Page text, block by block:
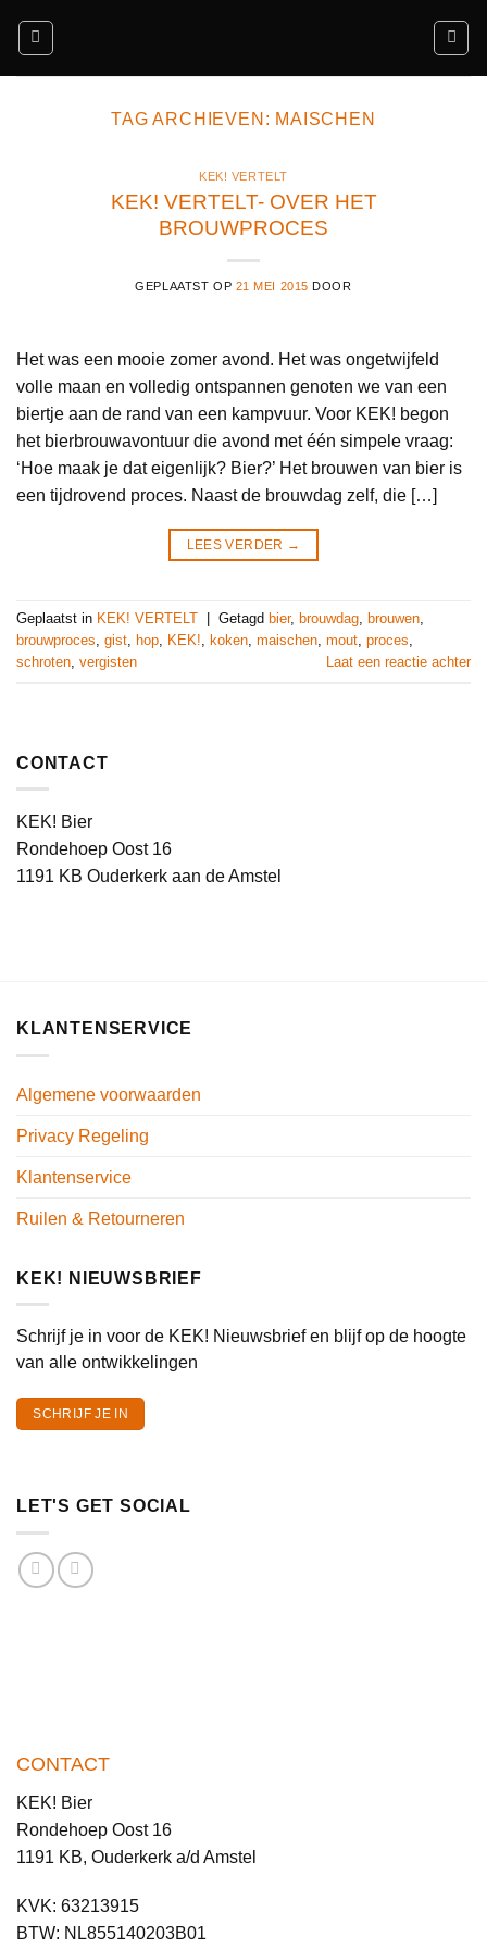
naar
TAG ARCHIEVEN: MAISCHEN
KEK! VERTELT
KEK! VERTELT- OVER HET
BROUWPROCES
GEPLAATST OP 21 MEI 2015 DOOR
Het was een mooie zomer avond. Het was ongetwijfeld
volle maan en volledig ontspannen genoten we van een
biertje aan de rand van een kampvuur. Voor KEK! begon
het bierbrouwavontuur die avond met één simpele vraag:
‘Hoe maak je dat eigenlijk? Bier?’ Het brouwen van bier is
een tijdrovend proces. Naast de brouwdag zelf, die […]
LEES VERDER →
Geplaatst in KEK! VERTELT Getagd bier, brouwdag brouwen
brouwproces gist hop KEK! koken maischen mout proces
schroten vergisten Laat een reactie achter
CONTACT
KEK! Bier
Rondehoep Oost 16
1191 KB Ouderkerk aan de Amstel
KLANTENSERVICE
Algemene voorwaarden
Privacy Regeling
Klantenservice
Ruilen & Retourneren
KEK! NIEUWSBRIEF
Schrijf je in voor de KEK! Nieuwsbrief en blijf op de hoogte
van alle ontwikkelingen
SCHRIJF JE IN
LET'S GET SOCIAL
CONTACT
KEK! Bier
Rondehoep Oost 16
1191 KB, Ouderkerk a/d Amstel
KVK: 63213915
BTW: NL855140203B01